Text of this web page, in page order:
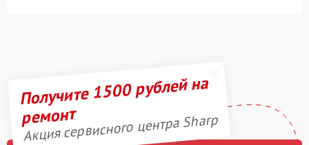
Получите 1500 рублей на
ремонт
Акция сервисного центра Sharp